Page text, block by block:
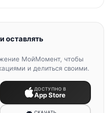
оставлять
МойМомент, чтобы
и делиться своими.
ДОСТУПНО В
App Store